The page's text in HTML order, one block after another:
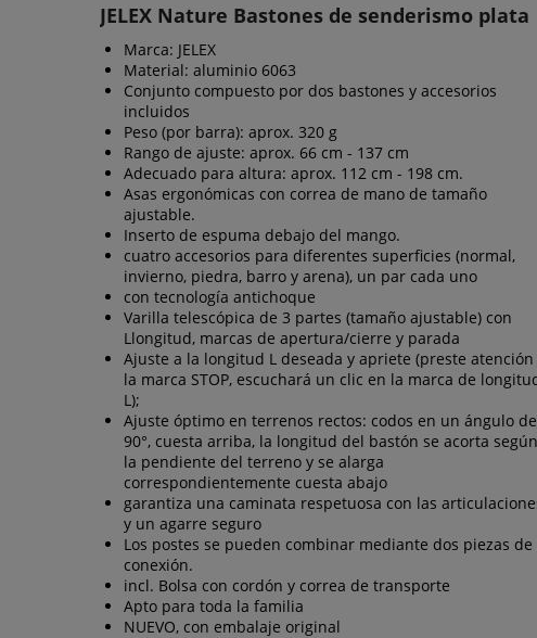
JELEX Nature Bastones de senderismo plata
Marca: JELEX
Material: aluminio 6063
Conjunto compuesto por dos bastones y accesorios
incluidos
Peso (por barra): aprox. 320 g
Rango de ajuste: aprox. 66 cm - 137 cm
Adecuado para altura: aprox. 112 cm - 198 cm.
Asas ergonómicas con correa de mano de tamaño
ajustable.
Inserto de espuma debajo del mango.
cuatro accesorios para diferentes superficies (normal,
invierno, piedra, barro y arena), un par cada uno
con tecnología antichoque
Varilla telescópica de 3 partes (tamaño ajustable) con
Llongitud, marcas de apertura/cierre y parada
Ajuste a la longitud L deseada y apriete (preste atención
la marca STOP, escuchará un clic en la marca de
L);
Ajuste óptimo en terrenos rectos: codos en un ángulo de
90°, cuesta arriba, la longitud del bastón se acorta según
la pendiente del terreno y se alarga
correspondientemente cuesta abajo
garantiza una caminata respetuosa con las
y un agarre seguro
Los postes se pueden combinar mediante dos piezas de
conexión.
incl. Bolsa con cordón y correa de transporte
Apto para toda la familia
NUEVO, con embalaje original